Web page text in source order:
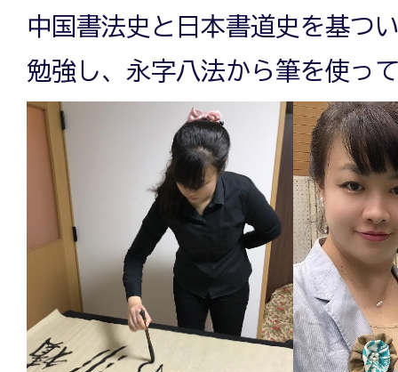
中国書法史と日本書道史を基つ
勉強し、永字八法から筆を使っ